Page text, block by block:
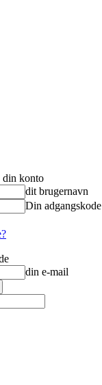
din konto
dit brugernavn
Din adgangskode
din e-mail